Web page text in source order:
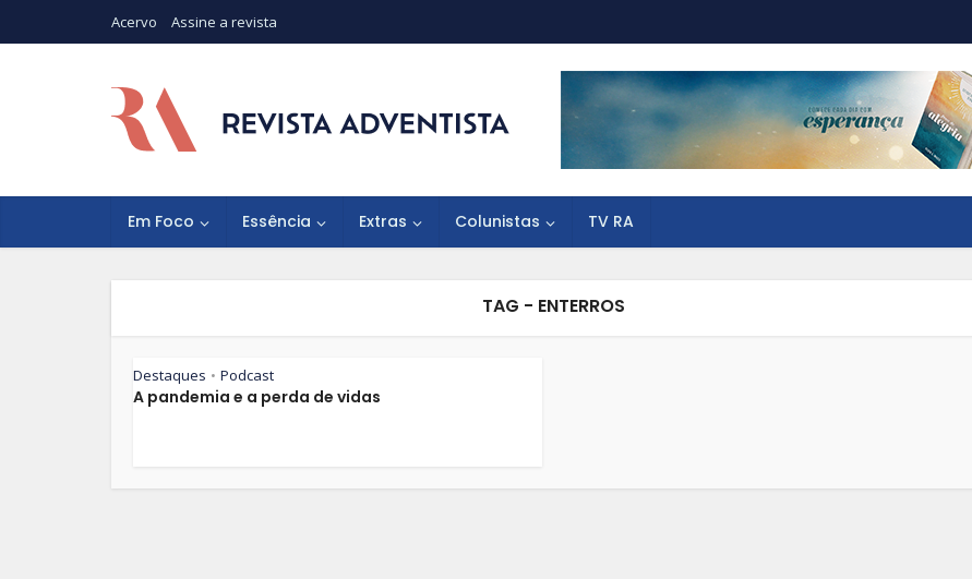
Acervo Assine a revista
Em Foco Essência Extras Colunistas TV RA
TAG - ENTERROS
Destaques • Podcast
A pandemia e a perda de vidas